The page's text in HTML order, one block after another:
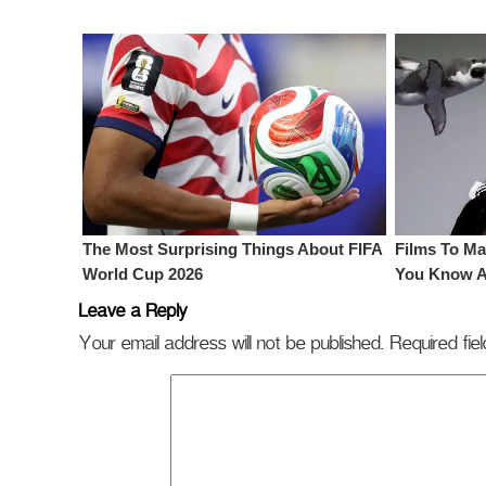
Leave a Reply
Your email address will not be published. Required